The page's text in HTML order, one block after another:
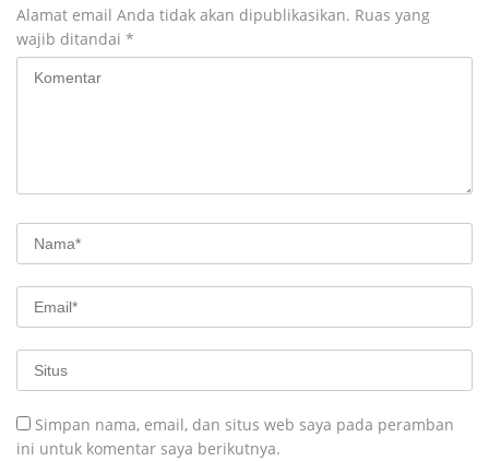
Alamat email Anda tidak akan dipublikasikan. Ruas yang
wajib ditandai *
Simpan nama, email, dan situs web saya pada peramban
ini untuk komentar saya berikutnya.